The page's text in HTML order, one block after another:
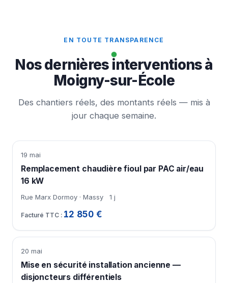
EN TOUTE TRANSPARENCE
Nos dernières interventions à
Moigny-sur-École
Des chantiers réels, des montants réels — mis à
jour chaque semaine.
19 mai
Remplacement chaudière fioul par PAC air/eau
16 kW
Rue Marx Dormoy · Massy 1 j
12 850 €
20 mai
Mise en sécurité installation ancienne —
disjoncteurs différentiels